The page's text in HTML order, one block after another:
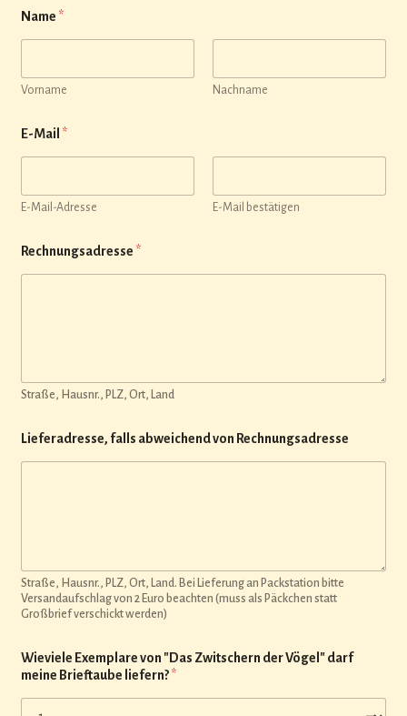
Name *
Vorname Nachname
E-Mail *
E-Mail-Adresse E-Mail bestätigen
Rechnungsadresse *
Straße, Hausnr., PLZ, Ort, Land
Lieferadresse, falls abweichend von Rechnungsadresse
Straße, Hausnr., PLZ, Ort, Land. Bei Lieferung an Packstation bitte
Versandaufschlag von 2 Euro beachten (muss als Päckchen statt
Großbrief verschickt werden)
Wieviele Exemplare von "Das Zwitschern der Vögel" darf
meine Brieftaube liefern?*